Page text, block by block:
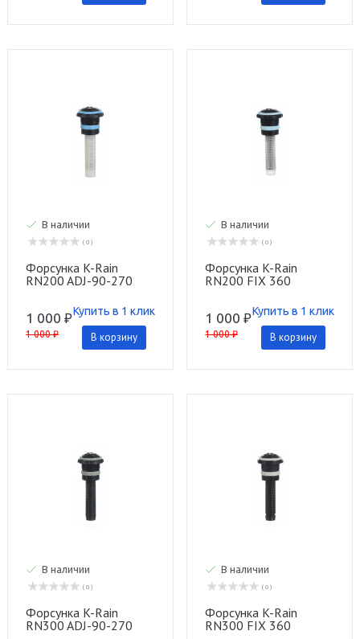
В наличии
( 0 )
Форсунка K-Rain
RN200 ADJ-90-270
1 000 ₽
1 000 ₽
Купить в 1 клик
В корзину
В наличии
( 0 )
Форсунка K-Rain
RN200 FIX 360
1 000 ₽
1 000 ₽
Купить в 1 клик
В корзину
В наличии
( 0 )
Форсунка K-Rain
RN300 ADJ-90-270
В наличии
( 0 )
Форсунка K-Rain
RN300 FIX 360